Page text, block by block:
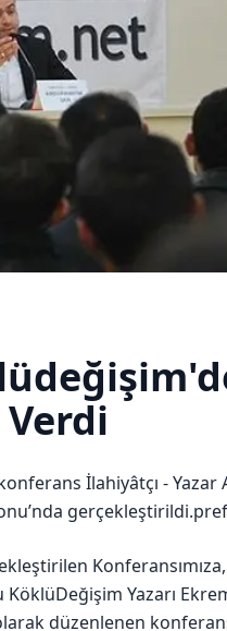
İlahiyâtçı -
Yazarı
düzenlenen